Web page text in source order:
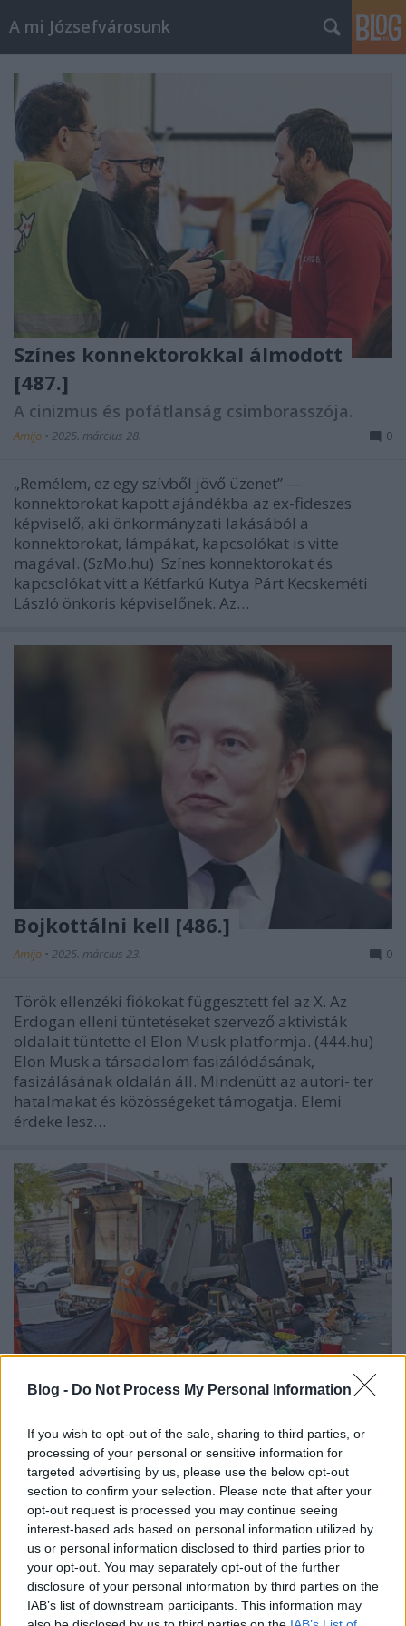
Blog - Do Not Process My Personal Information
If you wish to opt-out of the sale, sharing to third parties, or
processing of your personal or sensitive information for
targeted advertising by us, please use the below opt-out
section to confirm your selection. Please note that after your
opt-out request is processed you may continue seeing
interest-based ads based on personal information utilized by
us or personal information disclosed to third parties prior to
your opt-out. You may separately opt-out of the further
disclosure of your personal information by third parties on the
IAB’s list of downstream participants. This information may
A mi Józsefvárosunk
Színes konnektorokkal álmodott
[487.]
A cinizmus és pofátlanság csimborasszója.
Amijo • 2025. március 28. 0
„Remélem, ez egy szívből jövő üzenet” —
konnektorokat kapott ajándékba az ex-fideszes
képviselő, aki önkormányzati lakásából a
konnektorokat, lámpákat, kapcsolókat is vitte
magával. (SzMo.hu) Színes konnektorokat és
kapcsolókat vitt a Kétfarkú Kutya Párt Kecskeméti
László önkoris képviselőnek. Az…
Bojkottálni kell [486.]
Amijo • 2025. március 23. 0
Török ellenzéki fiókokat függesztett fel az X. Az
Erdogan elleni tüntetéseket szervező aktivisták
oldalait tüntette el Elon Musk platformja. (444.hu)
Elon Musk a társadalom fasizálódásának,
fasizálásának oldalán áll. Mindenütt az autori- ter
hatalmakat és közösségeket támogatja. Elemi
érdeke lesz…
Lomtalanítás 2025. [485.]
Amijo•2025. március 18.
Idén a lomtalanítás 2025. április 6. és 11. között lesz
megtartva Józsefvárosban. A lomokat a körzeteknél
megadott napon délután 6 órától lehet kipakolni,
korábban nem. A lomok elszállítása másnap, április
7-től indul és körzetekre bontva április 11-ig tart. A
pontos időpontok és a helyszínek itt,…